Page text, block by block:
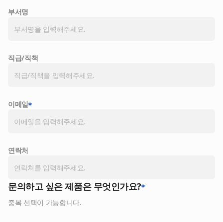
부서명
직급/직책
이메일
연락처
문의하고 싶은 제품은 무엇인가요?
중복 선택이 가능합니다.